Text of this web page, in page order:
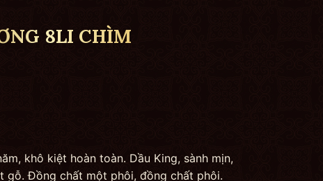
8LI CHÌM
khô kiệt hoàn toàn. Dầu King, sành mịn,
gỗ. Đồng chất một phôi, đồng chất phôi.